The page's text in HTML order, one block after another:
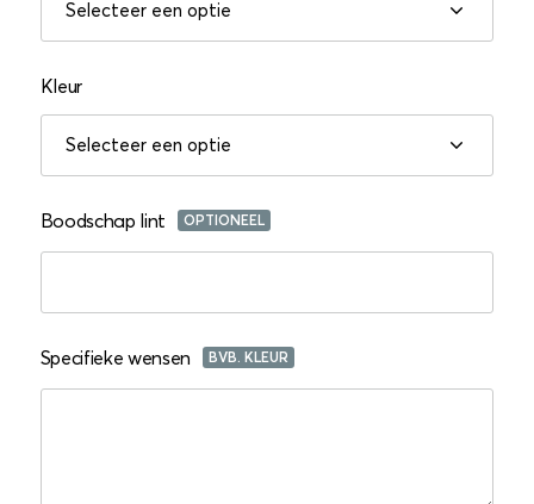
Kleur
Boodschap lint OPTIONEEL
Specifieke wensen BVB. KLEUR